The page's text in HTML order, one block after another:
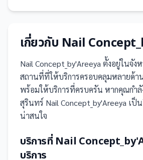
เกี่ยวกับ Nail
Nail Concept_by'Areeya ตั้งอยู่ในจัง
สถานที่ที่ให้บริการครอบคลุมหลายด้า
พร้อมให้บริการที่ครบครัน หากคุณกำ
สุรินทร์ Nail Concept_by'Areeya เป็
น่าสนใจ
บริการที่ Nail
บริการ